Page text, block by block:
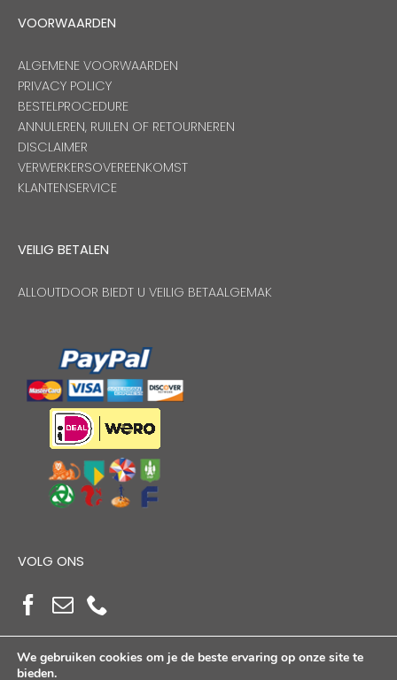
VOORWAARDEN
ALGEMENE VOORWAARDEN
PRIVACY POLICY
BESTELPROCEDURE
ANNULEREN, RUILEN OF RETOURNEREN
DISCLAIMER
VERWERKERSOVEREENKOMST
KLANTENSERVICE
VEILIG BETALEN
ALLOUTDOOR BIEDT U VEILIG BETAALGEMAK
VOLG ONS
We gebruiken cookies om je de beste ervaring op onze site te
bieden.